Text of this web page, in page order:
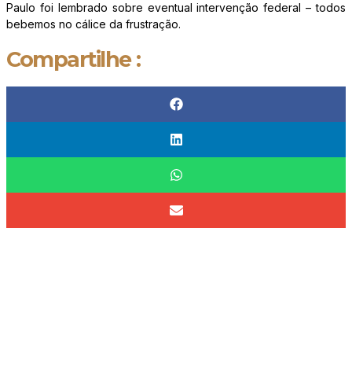
Paulo foi lembrado sobre eventual intervenção federal – todos
bebemos no cálice da frustração.
Compartilhe :